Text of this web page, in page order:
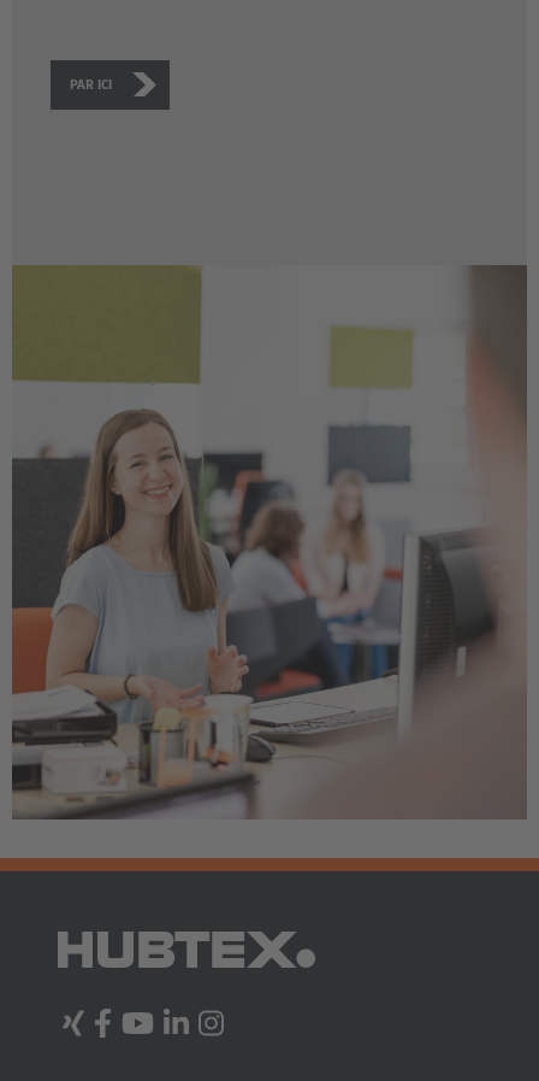
AMERICA
Brasil
Português
English
ASIA/PACIFIC
English
PAR ICI